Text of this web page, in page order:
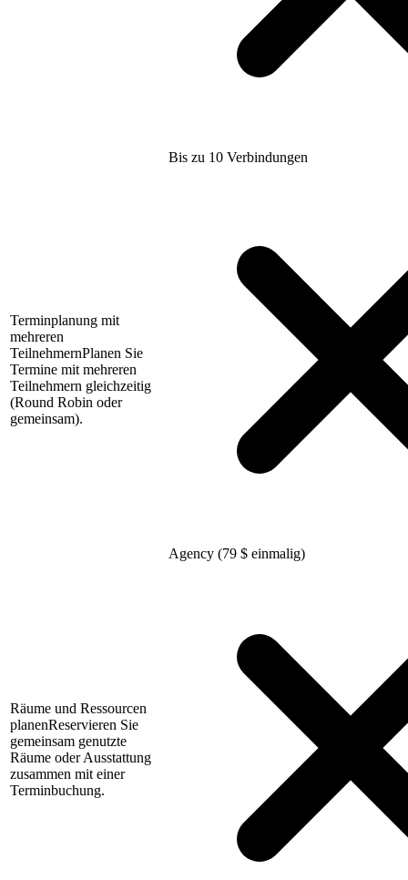
Bis zu 10 Verbindungen
Terminplanung mit
mehreren
TeilnehmernPlanen Sie
Termine mit mehreren
Teilnehmern gleichzeitig
(Round Robin oder
gemeinsam).
Agency (79 $ einmalig)
Räume und Ressourcen
planenReservieren Sie
gemeinsam genutzte
Räume oder Ausstattung
zusammen mit einer
Terminbuchung.